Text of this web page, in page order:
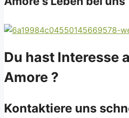
Du hast Interesse
Amore ?
Kontaktiere uns